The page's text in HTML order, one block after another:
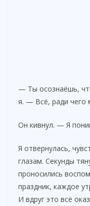
— Ты осознаёшь,
я. — Всё, ради чего
Он кивнул. — Я
Я отвернулась,
глазам. Секунды
проносились
праздник, каждое
И вдруг это всё